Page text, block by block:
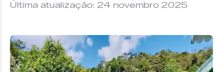
Última atualização: 24 novembro 2025